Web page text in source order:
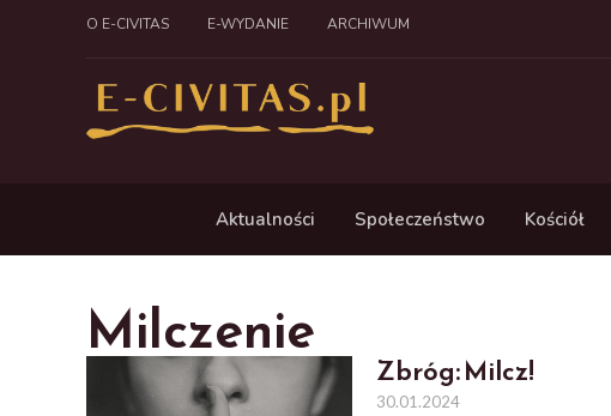
O E-CIVITAS E-WYDANIE ARCHIWUM
Aktualności Społeczeństwo Kościół
Milczenie
Zbróg: Milcz!
30.01.2024